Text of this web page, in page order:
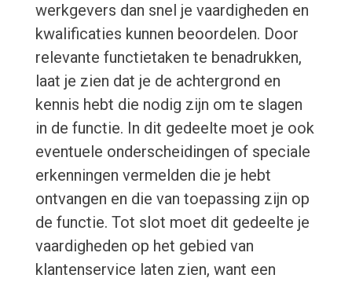
werkgevers dan snel je vaardigheden en
kwalificaties kunnen beoordelen. Door
relevante functietaken te benadrukken,
laat je zien dat je de achtergrond en
kennis hebt die nodig zijn om te slagen
in de functie. In dit gedeelte moet je ook
eventuele onderscheidingen of speciale
erkenningen vermelden die je hebt
ontvangen en die van toepassing zijn op
de functie. Tot slot moet dit gedeelte je
vaardigheden op het gebied van
klantenservice laten zien, want een